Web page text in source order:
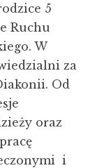
5
Ruchu
W
za
Od
oraz
i